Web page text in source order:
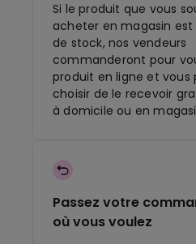
Si le produit que vous
acheter en magasin
de stock, nos vendeurs
commanderont pour
produit en ligne et vous
choisir de le recevoir
à domicile ou en
Passez votre
où vous voulez